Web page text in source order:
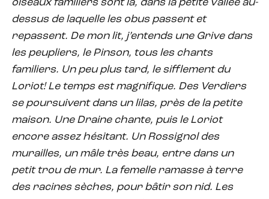
oiseaux familiers sont là, dans la petite vallée au-
dessus de laquelle les obus passent et
repassent. De mon lit, j’entends une Grive dans
les peupliers, le Pinson, tous les chants
familiers. Un peu plus tard, le sifflement du
Loriot! Le temps est magnifique. Des Verdiers
se poursuivent dans un lilas, près de la petite
maison. Une Draine chante, puis le Loriot
encore assez hésitant. Un Rossignol des
murailles, un mâle très beau, entre dans un
petit trou de mur. La femelle ramasse à terre
des racines sèches, pour bâtir son nid. Les